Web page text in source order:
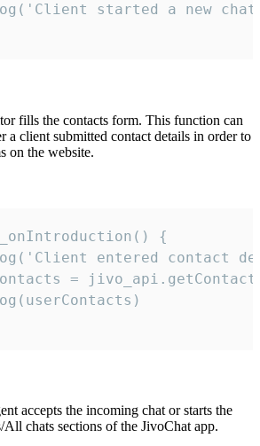
started a new
fills the contacts form. This function can
a client submitted contact details in order to
on the website.
{
entered contact
=
accepts the incoming chat or starts the
chats sections of the JivoChat app.